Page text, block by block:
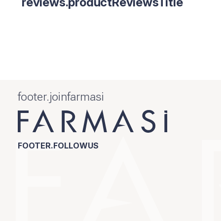
footer.joinfarmasi
FOOTER.FOLLOWUS